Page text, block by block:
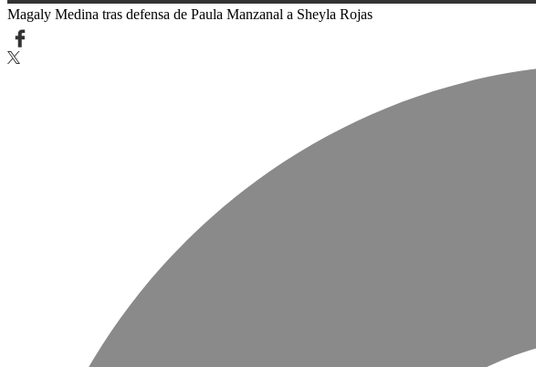
0
seconds
of
0
seconds
Magaly Medina tras defensa de Paula Manzanal a Sheyla Rojas